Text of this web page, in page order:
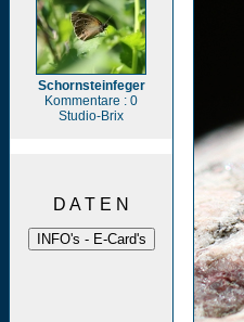
Schornsteinfeger
Kommentare : 0
Studio-Brix
D A T E N